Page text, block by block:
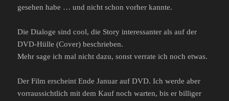
gesehen habe … und nicht schon vorher kannte.
Die Dialoge sind cool, die Story interessanter als auf der
DVD-Hülle (Cover) beschrieben.
Mehr sage ich mal nicht dazu, sonst verrate ich noch etwas.
Der Film erscheint Ende Januar auf DVD. Ich werde aber
vorraussichtlich mit dem Kauf noch warten, bis er billiger